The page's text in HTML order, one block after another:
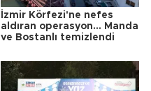
İzmir Körfezi'ne nefes
aldıran operasyon... Manda
ve Bostanlı temizlendi